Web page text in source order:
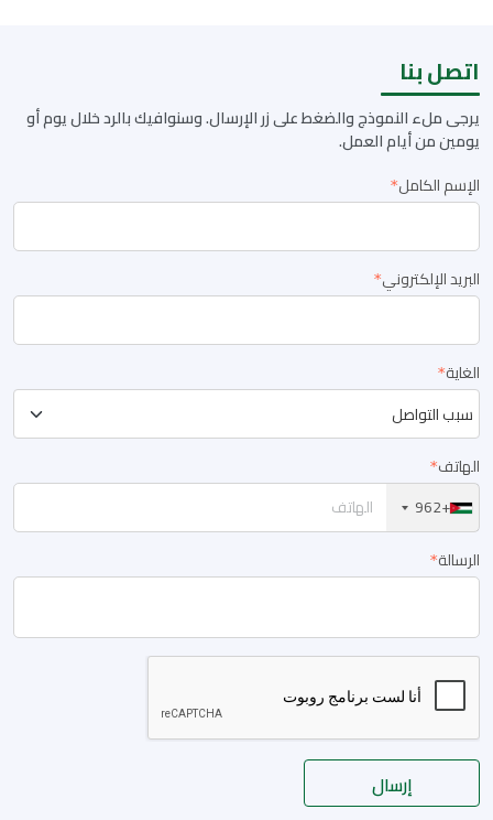
اتصل بنا
يرجى ملء النموذج والضغط على زر الإرسال. وسنوافيك بالرد خلال يوم أو
يومين من أيام العمل.
الإسم الكامل
البريد الإلكتروني
الغاية
الهاتف
+962
الرسالة
إرسال